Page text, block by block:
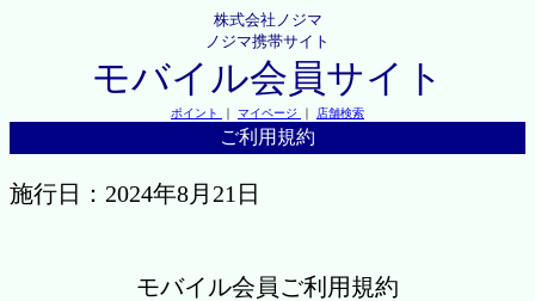
株式会社ノジマ
ノジマ携帯サイト
モバイル会員サイト
ポイント ｜ マイページ ｜ 店舗検索
ご利用規約
施行日：2024年8月21日
モバイル会員ご利用規約